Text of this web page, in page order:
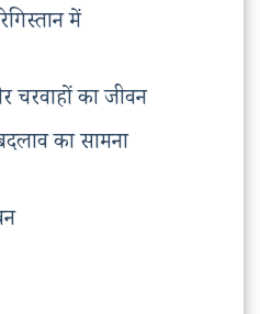
में
का जीवन
का सामना